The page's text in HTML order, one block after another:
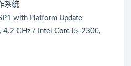
系统
with Platform Update
4.2 GHz / Intel Core i5-2300,